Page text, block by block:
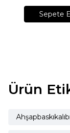
Sepete
Ürün
Ahşapbaskıkalıbı